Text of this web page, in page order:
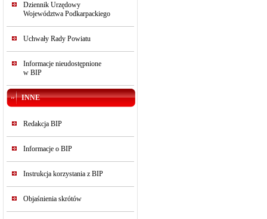
Dziennik Urzędowy
Województwa Podkarpackiego
Uchwały Rady Powiatu
Informacje nieudostępnione
w BIP
INNE
Redakcja BIP
Informacje o BIP
Instrukcja korzystania z BIP
Objaśnienia skrótów